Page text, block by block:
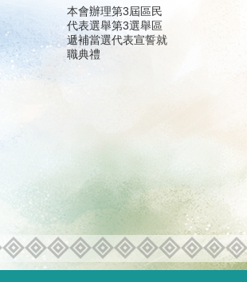
本會辦理第3屆區民
代表選舉第3選舉區
遞補當選代表宣誓就
職典禮